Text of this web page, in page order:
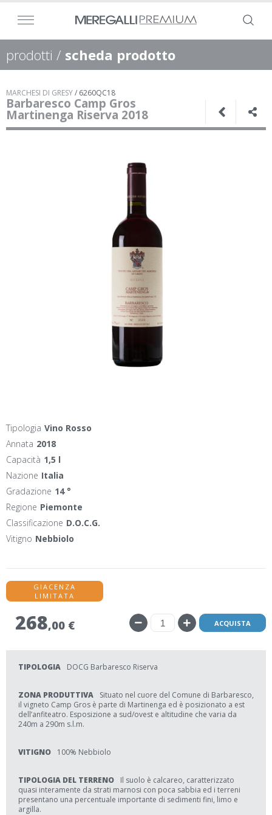
prodotti / scheda prodotto
MARCHESI DI GRESY/ 6260QC18
Barbaresco Camp Gros
Martinenga Riserva 2018
Tipologia Vino Rosso
Annata 2018
Capacità 1,5 l
Nazione Italia
Gradazione 14 °
Regione Piemonte
Classificazione D.O.C.G.
Vitigno Nebbiolo
GIACENZA
LIMITATA
268,00 € ACQUISTA
TIPOLOGIA DOCG Barbaresco Riserva
ZONA PRODUTTIVA
Situato nel cuore del Comune di Barbaresco,
il vigneto Camp Gros è parte di Martinenga ed è posizionato a est
dell’anfiteatro. Esposizione a sud/ovest e altitudine che varia da
240m a 290m s.l.m.
VITIGNO 100% Nebbiolo
TIPOLOGIA DEL TERRENO
Il suolo è calcareo, caratterizzato
quasi interamente da strati marnosi con poca sabbia ed i terreni
presentano una percentuale importante di sedimenti fini, limo e
argilla.